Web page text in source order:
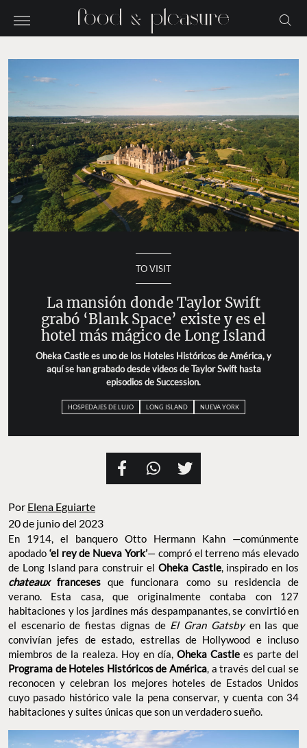
TO VISIT
La mansión donde Taylor Swift
grabó ‘Blank Space’ existe y es el
hotel más mágico de Long Island
Oheka Castle es uno de los Hoteles Históricos de América, y
aquí se han grabado desde videos de Taylor Swift hasta
episodios de Succession.
HOSPEDAJES DE LUJO LONG ISLAND NUEVA YORK
Por Elena Eguiarte
20 de junio del 2023
En 1914, el banquero Otto Hermann Kahn —comúnmente
apodado ‘el rey de Nueva York’— compró el terreno más elevado
de Long Island para construir el Oheka Castle, inspirado en los
chateauxfranceses que funcionara como su residencia de
verano. Esta casa, que originalmente contaba con 127
habitaciones y los jardines más despampanantes, se convirtió en
el escenario de fiestas dignas de El Gran Gatsby en las que
convivían jefes de estado, estrellas de Hollywood e incluso
miembros de la realeza. Hoy en día, Oheka Castle es parte del
Programa de Hoteles Históricos de América, a través del cual se
reconocen y celebran los mejores hoteles de Estados Unidos
cuyo pasado histórico vale la pena conservar, y cuenta con 34
habitaciones y suites únicas que son un verdadero sueño.